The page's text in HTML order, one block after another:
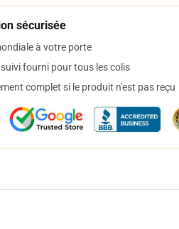
sécurisée
à votre porte
fourni pour tous les colis
complet si le produit n'est pas reçu